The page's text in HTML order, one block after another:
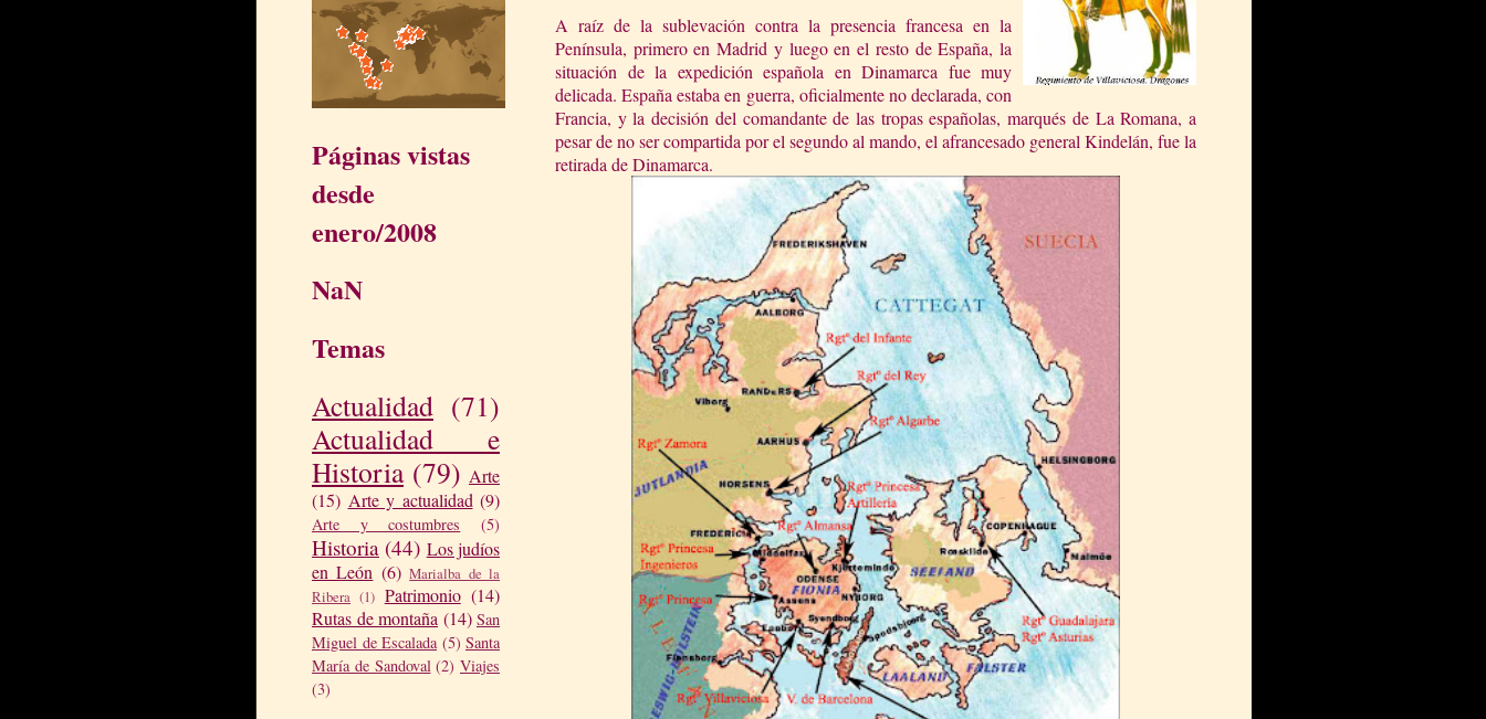
Páginas vistas
desde
enero/2008
NaN
Temas
Actualidad (71)
Actualidad e
Historia (79) Arte
(15) Arte y actualidad (9)
Arte y costumbres (5)
Historia (44) Los judíos
en León (6) Marialba de la
Ribera (1) Patrimonio (14)
Rutas de montaña (14) San
Miguel de Escalada (5) Santa
María de Sandoval (2) Viajes
(3)
A raíz de la sublevación contra la presencia francesa en la
Península, primero en Madrid y luego en el resto de España, la
situación de la expedición española en Dinamarca fue muy
delicada. España estaba en guerra, oficialmente no declarada, con
Francia, y la decisión del comandante de las tropas españolas, marqués de La Romana, a
pesar de no ser compartida por el segundo al mando, el afrancesado general Kindelán, fue la
retirada de Dinamarca.